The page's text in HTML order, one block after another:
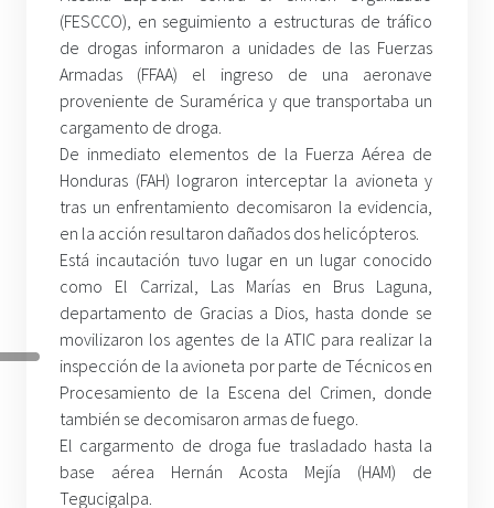
(FESCCO), en seguimiento a estructuras de tráfico
de drogas informaron a unidades de las Fuerzas
Armadas (FFAA) el ingreso de una aeronave
proveniente de Suramérica y que transportaba un
cargamento de droga.
De inmediato elementos de la Fuerza Aérea de
Honduras (FAH) lograron interceptar la avioneta y
tras un enfrentamiento decomisaron la evidencia,
en la acción resultaron dañados dos helicópteros.
Está incautación tuvo lugar en un lugar conocido
como El Carrizal, Las Marías en Brus Laguna,
departamento de Gracias a Dios, hasta donde se
movilizaron los agentes de la ATIC para realizar la
inspección de la avioneta por parte de Técnicos en
Procesamiento de la Escena del Crimen, donde
también se decomisaron armas de fuego.
El cargarmento de droga fue trasladado hasta la
base aérea Hernán Acosta Mejía (HAM) de
Tegucigalpa